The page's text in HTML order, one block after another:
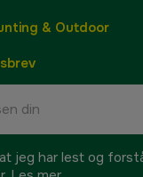
& Outdoor
jeg har lest og